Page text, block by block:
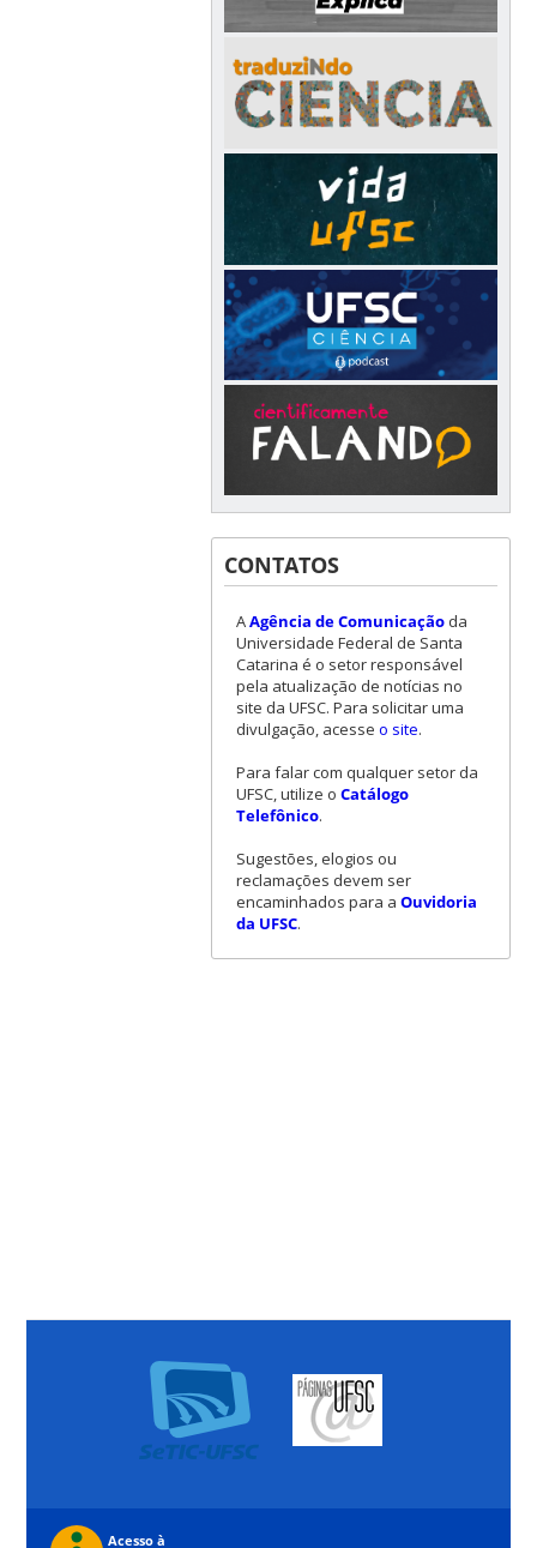
CONTATOS
AAgência de Comunicaçãoda
Universidade Federal de Santa
Catarina é o setor responsável
pela atualização de notícias no
site da UFSC. Para solicitar uma
divulgação, acesse o site.
Para falar com qualquer setor da
UFSC, utilize o Catálogo
Telefônico.
Sugestões, elogios ou
reclamações devem ser
encaminhados para a Ouvidoria
da UFSC.